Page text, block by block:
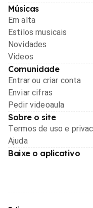
Músicas
Em alta
Estilos musicais
Novidades
Videos
Comunidade
Entrar ou criar conta
Enviar cifras
Pedir videoaula
Sobre o site
Termos de uso e
Ajuda
Baixe o aplicativo